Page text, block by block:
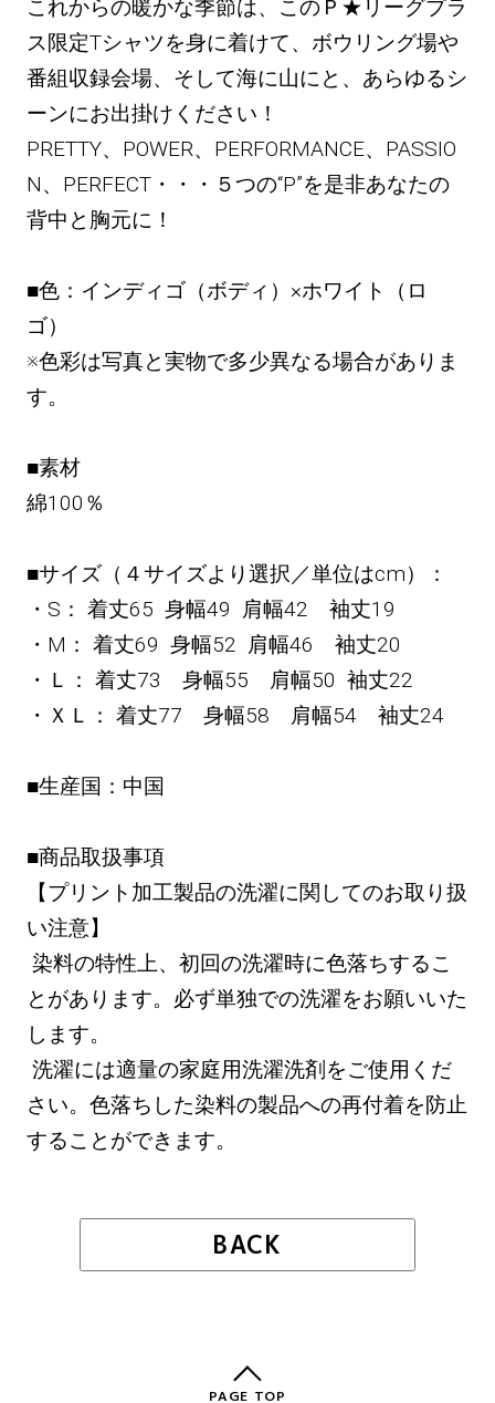
これからの暖かな季節は、このＰ★リーグプラ
ス限定Tシャツを身に着けて、ボウリング場や
番組収録会場、そして海に山にと、あらゆるシ
ーンにお出掛けください！
PRETTY、POWER、PERFORMANCE、PASSIO
N、PERFECT・・・５つの“P”を是非あなたの
背中と胸元に！
■色：インディゴ（ボディ）×ホワイト（ロ
ゴ）
※色彩は写真と実物で多少異なる場合がありま
す。
■素材
綿100％
■サイズ（４サイズより選択／単位はcm）：
・S： 着丈65 身幅49 肩幅42 袖丈19
・M： 着丈69 身幅52 肩幅46 袖丈20
・Ｌ： 着丈73 身幅55 肩幅50 袖丈22
・ＸＬ： 着丈77 身幅58 肩幅54 袖丈24
■生産国：中国
■商品取扱事項
【プリント加工製品の洗濯に関してのお取り扱
い注意】
染料の特性上、初回の洗濯時に色落ちするこ
とがあります。必ず単独での洗濯をお願いいた
します。
洗濯には適量の家庭用洗濯洗剤をご使用くだ
さい。色落ちした染料の製品への再付着を防止
することができます。
BACK
PAGE TOP